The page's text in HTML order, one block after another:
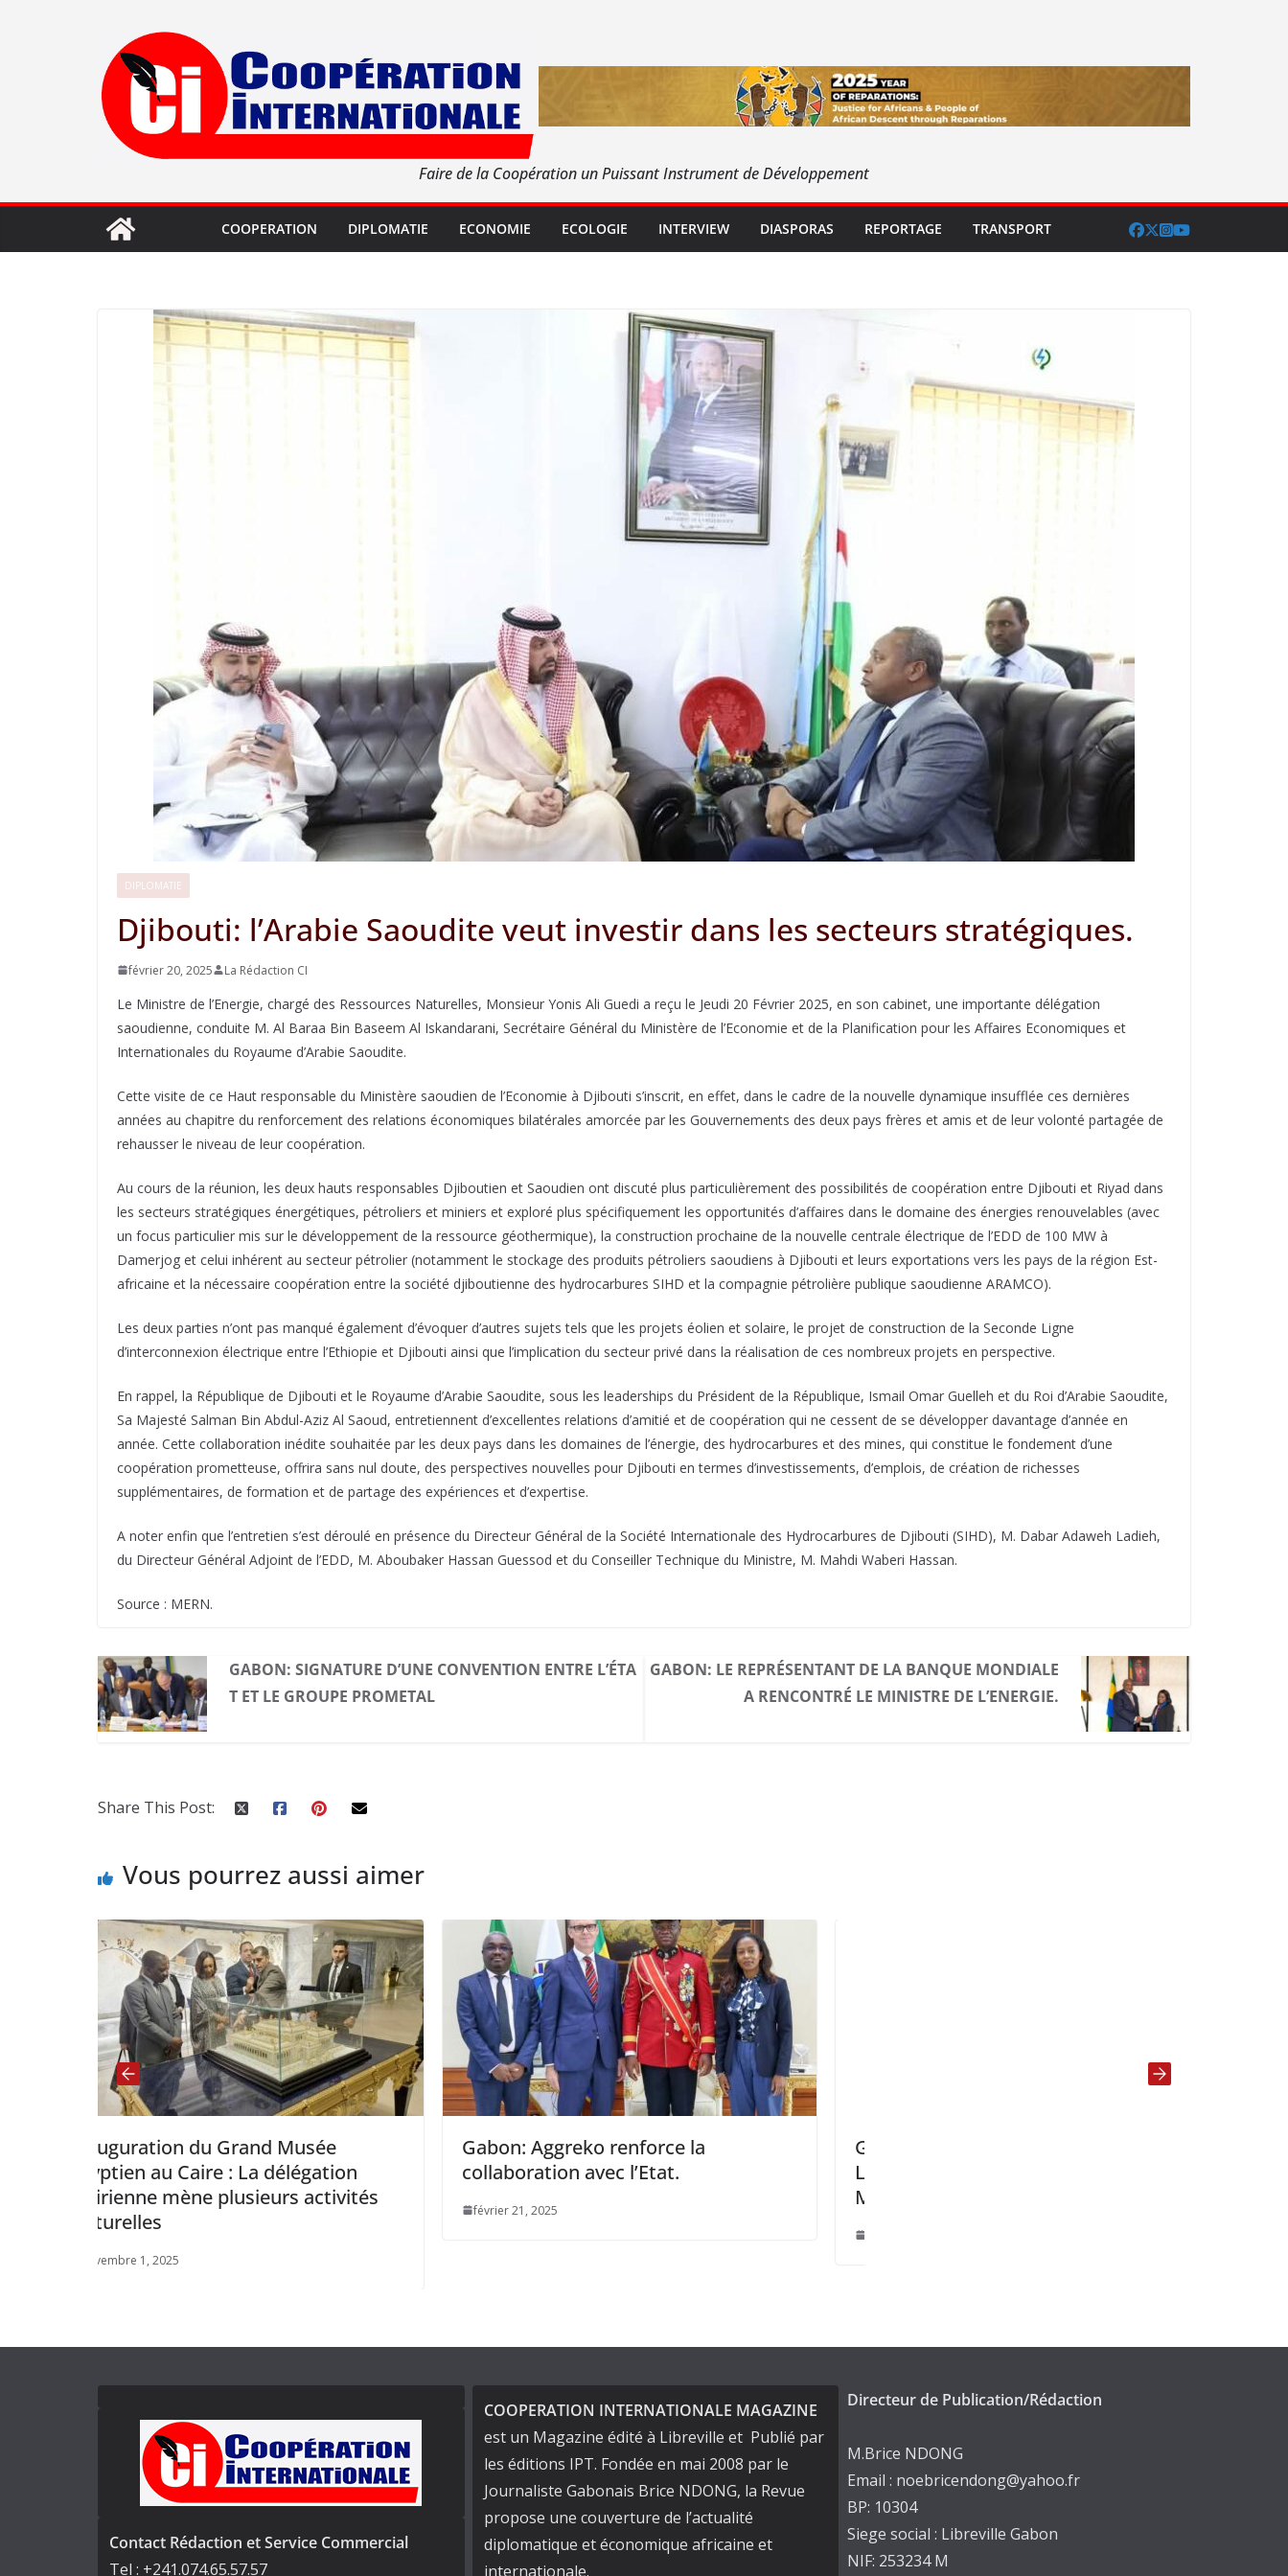
Faire de la Coopération un Puissant Instrument de Développement
COOPERATION DIPLOMATIE ECONOMIE ECOLOGIE INTERVIEW DIASPORAS REPORTAGE TRANSPORT
DIPLOMATIE
Djibouti: l’Arabie Saoudite veut investir dans les secteurs stratégiques.
février 20, 2025 La Rédaction CI
Le Ministre de l’Energie, chargé des Ressources Naturelles, Monsieur Yonis Ali Guedi a reçu le Jeudi 20 Février 2025, en son cabinet, une importante délégation
saoudienne, conduite M. Al Baraa Bin Baseem Al Iskandarani, Secrétaire Général du Ministère de l’Economie et de la Planification pour les Affaires Economiques et
Internationales du Royaume d’Arabie Saoudite.
Cette visite de ce Haut responsable du Ministère saoudien de l’Economie à Djibouti s’inscrit, en effet, dans le cadre de la nouvelle dynamique insufflée ces dernières
années au chapitre du renforcement des relations économiques bilatérales amorcée par les Gouvernements des deux pays frères et amis et de leur volonté partagée de
rehausser le niveau de leur coopération.
Au cours de la réunion, les deux hauts responsables Djiboutien et Saoudien ont discuté plus particulièrement des possibilités de coopération entre Djibouti et Riyad dans
les secteurs stratégiques énergétiques, pétroliers et miniers et exploré plus spécifiquement les opportunités d’affaires dans le domaine des énergies renouvelables (avec
un focus particulier mis sur le développement de la ressource géothermique), la construction prochaine de la nouvelle centrale électrique de l’EDD de 100 MW à
Damerjog et celui inhérent au secteur pétrolier (notamment le stockage des produits pétroliers saoudiens à Djibouti et leurs exportations vers les pays de la région Est-
africaine et la nécessaire coopération entre la société djiboutienne des hydrocarbures SIHD et la compagnie pétrolière publique saoudienne ARAMCO).
Les deux parties n’ont pas manqué également d’évoquer d’autres sujets tels que les projets éolien et solaire, le projet de construction de la Seconde Ligne
d’interconnexion électrique entre l’Ethiopie et Djibouti ainsi que l’implication du secteur privé dans la réalisation de ces nombreux projets en perspective.
En rappel, la République de Djibouti et le Royaume d’Arabie Saoudite, sous les leaderships du Président de la République, Ismail Omar Guelleh et du Roi d’Arabie Saoudite,
Sa Majesté Salman Bin Abdul-Aziz Al Saoud, entretiennent d’excellentes relations d’amitié et de coopération qui ne cessent de se développer davantage d’année en
année. Cette collaboration inédite souhaitée par les deux pays dans les domaines de l’énergie, des hydrocarbures et des mines, qui constitue le fondement d’une
coopération prometteuse, offrira sans nul doute, des perspectives nouvelles pour Djibouti en termes d’investissements, d’emplois, de création de richesses
supplémentaires, de formation et de partage des expériences et d’expertise.
A noter enfin que l’entretien s’est déroulé en présence du Directeur Général de la Société Internationale des Hydrocarbures de Djibouti (SIHD), M. Dabar Adaweh Ladieh,
du Directeur Général Adjoint de l’EDD, M. Aboubaker Hassan Guessod et du Conseiller Technique du Ministre, M. Mahdi Waberi Hassan.
Source : MERN.
GABON: SIGNATURE D’UNE CONVENTION ENTRE L’ÉTA
T ET LE GROUPE PROMETAL
GABON: LE REPRÉSENTANT DE LA BANQUE MONDIALE
A RENCONTRÉ LE MINISTRE DE L’ENERGIE.
Share This Post:
Vous pourrez aussi aimer
Grand Musée
: La délégation
plusieurs activités
Gabon: Aggreko renforce la
collaboration avec l’Etat.
Gabon : Audience entre
L’Ambassadeur de Chine et le
Ministre des Eaux et Forêts.
Contact Rédaction et Service Commercial
Tel : +241.074.65.57.57
COOPERATION INTERNATIONALE MAGAZINE
est un Magazine édité à Libreville et Publié par
les éditions IPT. Fondée en mai 2008 par le
Journaliste Gabonais Brice NDONG, la Revue
propose une couverture de l’actualité
diplomatique et économique africaine et
internationale.
Directeur de Publication/Rédaction
M.Brice NDONG
Email : noebricendong@yahoo.fr
BP: 10304
Siege social : Libreville Gabon
NIF: 253234 M